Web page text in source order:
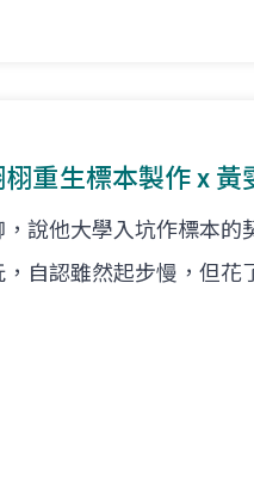
栩重生標本製作 x 黃
說他大學入坑作標本的
自認雖然起步慢，但花